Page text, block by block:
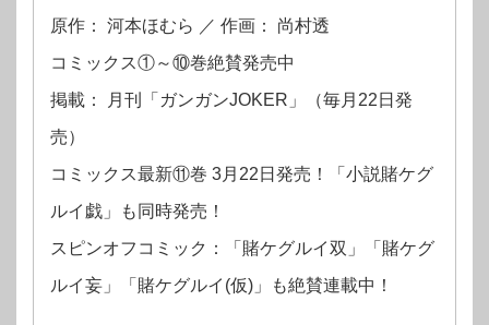
原作： 河本ほむら ／ 作画： 尚村透
コミックス①～⑩巻絶賛発売中
掲載： 月刊「ガンガンJOKER」（毎月22日発
売）
コミックス最新⑪巻 3月22日発売！「小説賭ケグ
ルイ戯」も同時発売！
スピンオフコミック：「賭ケグルイ双」「賭ケグ
ルイ妄」「賭ケグルイ(仮)」も絶賛連載中！